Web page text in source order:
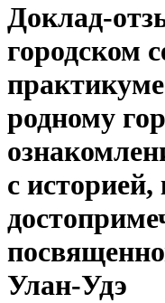
Доклад-
городском
родному
с
Улан-Удэ